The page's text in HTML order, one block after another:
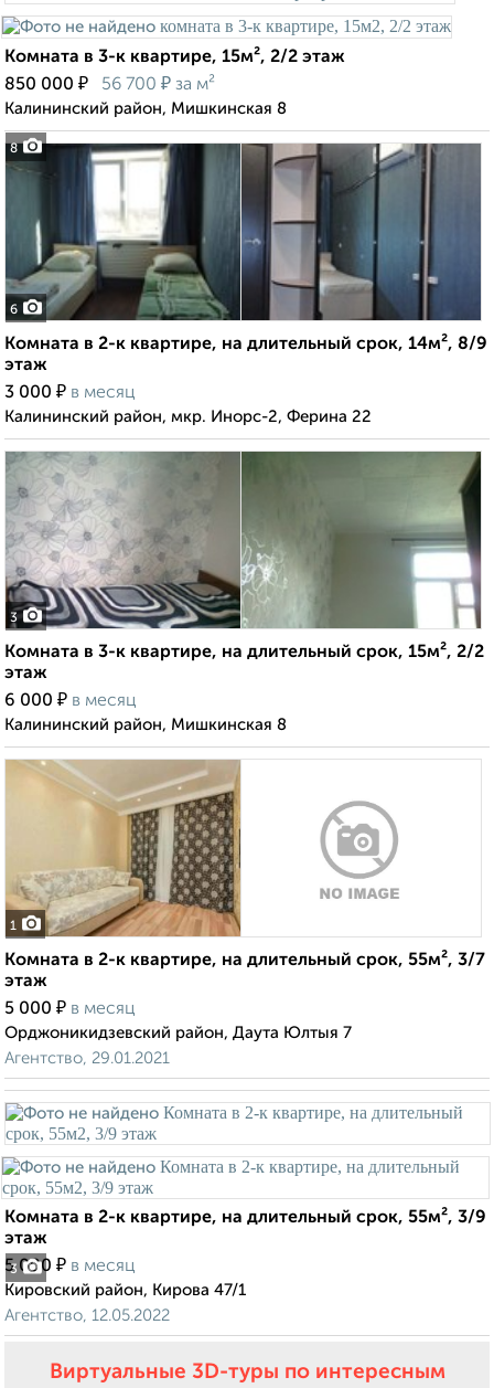
8
Комната в 3-к квартире, 15м², 2/2 этаж
850 000 ₽ 56 700 ₽ за м²
Калининский район, Мишкинская 8
6
Комната в 2-к квартире, на длительный срок, 14м², 8/9
этаж
3 000 ₽ в месяц
Калининский район, мкр. Инорс-2, Ферина 22
3
Комната в 3-к квартире, на длительный срок, 15м², 2/2
этаж
6 000 ₽ в месяц
Калининский район, Мишкинская 8
1
Комната в 2-к квартире, на длительный срок, 55м², 3/7
этаж
5 000 ₽ в месяц
Орджоникидзевский район, Даута Юлтыя 7
Агентство, 29.01.2021
3
Комната в 2-к квартире, на длительный срок, 55м², 3/9
этаж
5 000 ₽ в месяц
Кировский район, Кирова 47/1
Агентство, 12.05.2022
Виртуальные 3D-туры по интересным